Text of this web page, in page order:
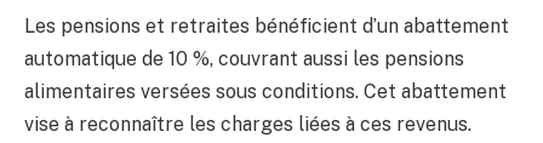
Les pensions et retraites bénéficient d’un abattement
automatique de 10 %, couvrant aussi les pensions
alimentaires versées sous conditions. Cet abattement
vise à reconnaître les charges liées à ces revenus.